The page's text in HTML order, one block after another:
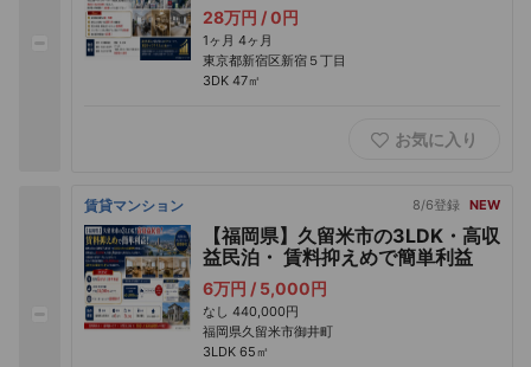
28万円 /0円
1ヶ月 4ヶ月
東京都新宿区新宿５丁目
3DK 47㎡
お気に入り
賃貸マンション 8/6登録 NEW
【福岡県】久留米市の3LDK・高収
益民泊・ 賃料抑えめで簡単利益
6万円 / 5,000円
なし 440,000円
福岡県久留米市御井町
3LDK 65㎡